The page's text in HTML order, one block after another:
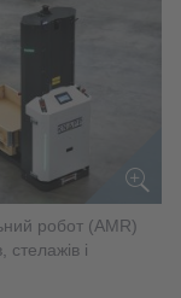
робот (AMR)
і